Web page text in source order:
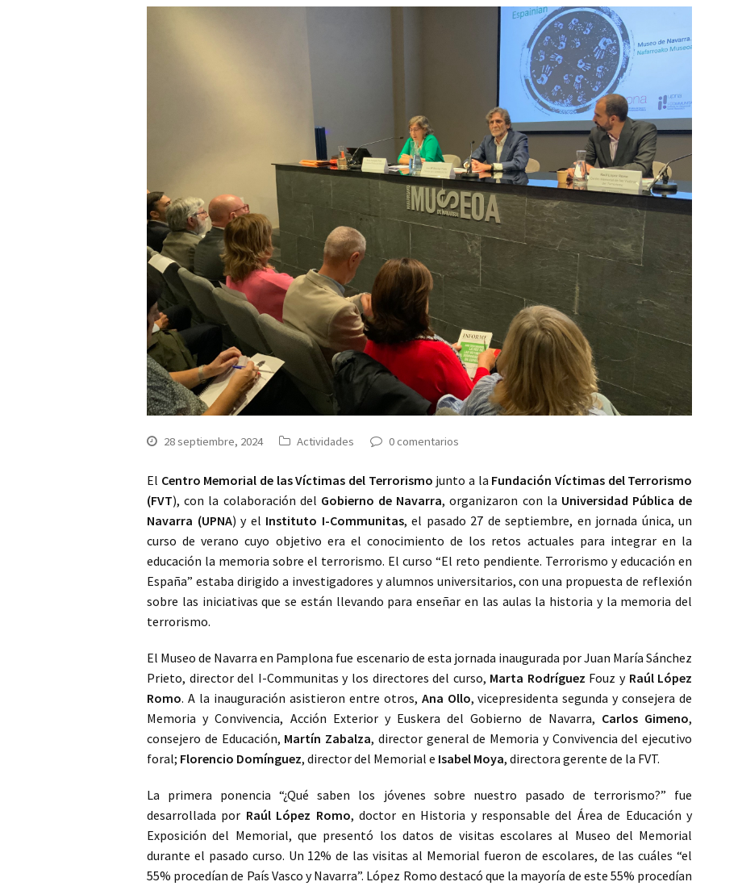
28 septiembre, 2024 Actividades 0 comentarios
El Centro Memorial de las Víctimas del Terrorismo junto a la Fundación Víctimas del Terrorismo
(FVT), con la colaboración del Gobierno de Navarra, organizaron con la Universidad Pública de
Navarra (UPNA) y el Instituto I-Communitas, el pasado 27 de septiembre, en jornada única, un
curso de verano cuyo objetivo era el conocimiento de los retos actuales para integrar en la
educación la memoria sobre el terrorismo. El curso “El reto pendiente. Terrorismo y educación en
España” estaba dirigido a investigadores y alumnos universitarios, con una propuesta de reflexión
sobre las iniciativas que se están llevando para enseñar en las aulas la historia y la memoria del
terrorismo.
El Museo de Navarra en Pamplona fue escenario de esta jornada inaugurada por Juan María Sánchez
Prieto, director del I-Communitas y los directores del curso, Marta Rodríguez Fouz y Raúl López
Romo. A la inauguración asistieron entre otros, Ana Ollo, vicepresidenta segunda y consejera de
Memoria y Convivencia, Acción Exterior y Euskera del Gobierno de Navarra, Carlos Gimeno,
consejero de Educación, Martín Zabalza, director general de Memoria y Convivencia del ejecutivo
foral; Florencio Domínguez, director del Memorial e Isabel Moya, directora gerente de la FVT.
La primera ponencia “¿Qué saben los jóvenes sobre nuestro pasado de terrorismo?” fue
desarrollada por Raúl López Romo, doctor en Historia y responsable del Área de Educación y
Exposición del Memorial, que presentó los datos de visitas escolares al Museo del Memorial
durante el pasado curso. Un 12% de las visitas al Memorial fueron de escolares, de las cuáles “el
55% procedían de País Vasco y Navarra”. López Romo destacó que la mayoría de este 55% procedían